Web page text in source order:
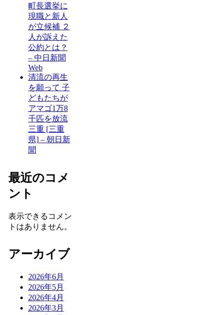
町長選挙に
現職と新人
が立候補 ２
人が訴えた
公約とは？
– 中日新聞
Web
清流の再生
を願って 子
どもたちが
アマゴ1万8
千匹を放流
三重 [三重
県] – 朝日新
聞
最近のコメ
ント
表示できるコメン
トはありません。
アーカイブ
2026年6月
2026年5月
2026年4月
2026年3月